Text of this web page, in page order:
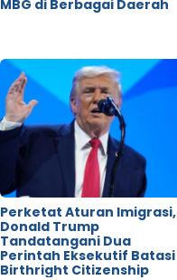
MBG di Berbagai Daerah
Perketat Aturan Imigrasi,
Donald Trump
Tandatangani Dua
Perintah Eksekutif Batasi
Birthright Citizenship